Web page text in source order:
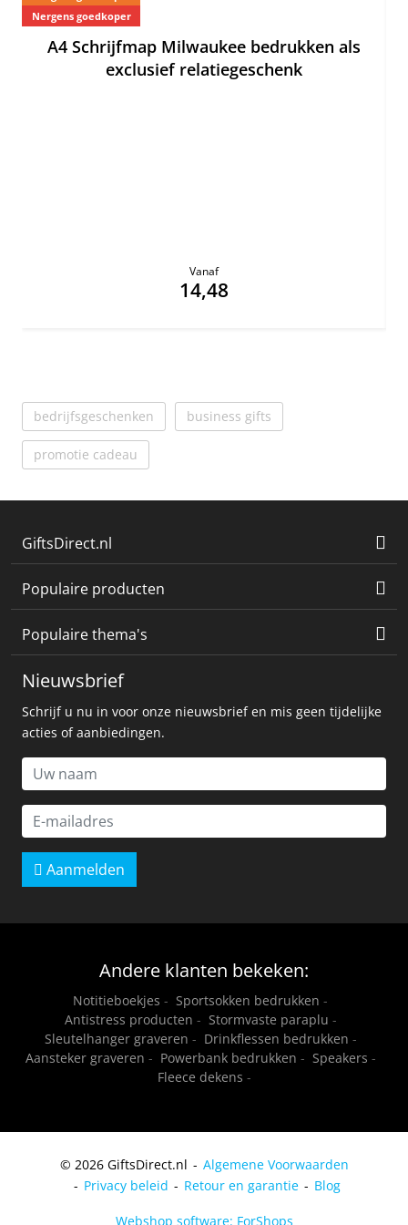
Nergens goedkoper
A4 Schrijfmap Milwaukee bedrukken als
exclusief relatiegeschenk
Vanaf
14,48
bedrijfsgeschenken business gifts
promotie cadeau
GiftsDirect.nl
Populaire producten
Populaire thema's
Nieuwsbrief
Schrijf u nu in voor onze nieuwsbrief en mis geen tijdelijke
acties of aanbiedingen.
Aanmelden
Andere klanten bekeken:
Notitieboekjes - Sportsokken bedrukken -
Antistress producten - Stormvaste paraplu -
Sleutelhanger graveren - Drinkflessen bedrukken -
Aansteker graveren - Powerbank bedrukken - Speakers -
Fleece dekens -
© 2026 GiftsDirect.nl
Algemene Voorwaarden
Privacy beleid
Retour en garantie Blog
Webshop software: ForShops